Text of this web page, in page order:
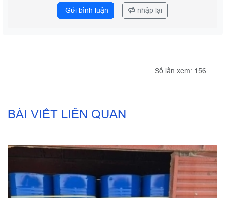
Gửi bình luận nhập lại
Số lần xem: 156
BÀI VIẾT LIÊN QUAN